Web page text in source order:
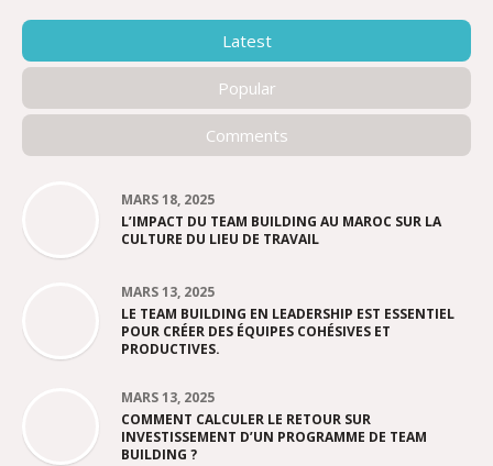
Latest
Popular
Comments
MARS 18, 2025
L’IMPACT DU TEAM BUILDING AU MAROC SUR LA
CULTURE DU LIEU DE TRAVAIL
MARS 13, 2025
LE TEAM BUILDING EN LEADERSHIP EST ESSENTIEL
POUR CRÉER DES ÉQUIPES COHÉSIVES ET
PRODUCTIVES.
MARS 13, 2025
COMMENT CALCULER LE RETOUR SUR
INVESTISSEMENT D’UN PROGRAMME DE TEAM
BUILDING ?